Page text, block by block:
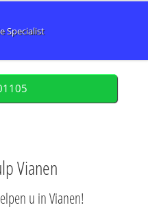
Specialist
Vianen
u in Vianen!